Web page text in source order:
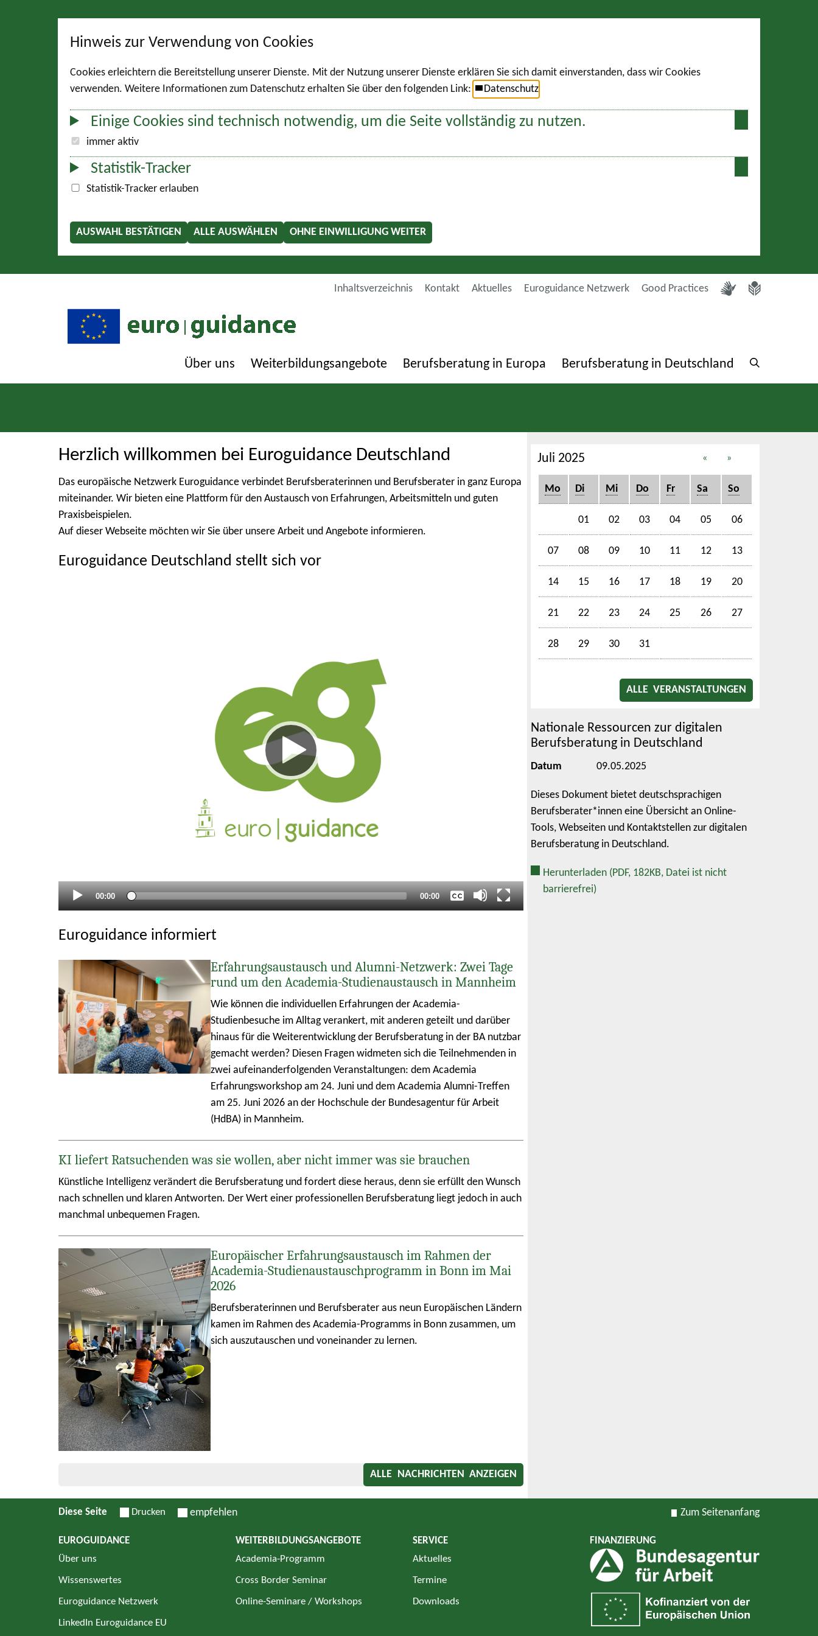
Hinweis zur Verwendung von Cookies
Cookies erleichtern die Bereitstellung unserer Dienste. Mit der Nutzung unserer Dienste erklären Sie sich damit einverstanden, dass wir Cookies
verwenden. Weitere Informationen zum Datenschutz erhalten Sie über den folgenden Link:
Datenschutz
Einige Cookies sind technisch notwendig, um die Seite vollständig zu nutzen.
immer aktiv
Statistik-Tracker
Statistik-Tracker erlauben
AUSWAHL BESTÄTIGEN ALLE AUSWÄHLEN OHNE EINWILLIGUNG WEITER
Inhaltsverzeichnis Kontakt Aktuelles Euroguidance Netzwerk Good Practices
Über uns Weiterbildungsangebote Berufsberatung in Europa Berufsberatung in Deutschland
Herzlich willkommen bei Euroguidance Deutschland
Das europäische Netzwerk Euroguidance verbindet Berufsberaterinnen und Berufsberater in ganz Europa
miteinander. Wir bieten eine Plattform für den Austausch von Erfahrungen, Arbeitsmitteln und guten
Praxisbeispielen.
Auf dieser Webseite möchten wir Sie über unsere Arbeit und Angebote informieren.
Euroguidance Deutschland stellt sich vor
Aktueller
Zeitpunkt
00:00 Gesamtlaufzeit
00:00
Euroguidance informiert
Erfahrungsaustausch und Alumni-Netzwerk: Zwei Tage
rund um den Academia-Studienaustausch in Mannheim
Wie können die individuellen Erfahrungen der Academia-
Studienbesuche im Alltag verankert, mit anderen geteilt und darüber
hinaus für die Weiterentwicklung der Berufsberatung in der BA nutzbar
gemacht werden? Diesen Fragen widmeten sich die Teilnehmenden in
zwei aufeinanderfolgenden Veranstaltungen: dem Academia
Erfahrungsworkshop am 24. Juni und dem Academia Alumni-Treffen
am 25. Juni 2026 an der Hochschule der Bundesagentur für Arbeit
(HdBA) in Mannheim.
KI liefert Ratsuchenden was sie wollen, aber nicht immer was sie brauchen
Künstliche Intelligenz verändert die Berufsberatung und fordert diese heraus, denn sie erfüllt den Wunsch
nach schnellen und klaren Antworten. Der Wert einer professionellen Berufsberatung liegt jedoch in auch
manchmal unbequemen Fragen.
Europäischer Erfahrungsaustausch im Rahmen der
Academia-Studienaustauschprogramm in Bonn im Mai
2026
Berufsberaterinnen und Berufsberater aus neun Europäischen Ländern
kamen im Rahmen des Academia-Programms in Bonn zusammen, um
sich auszutauschen und voneinander zu lernen.
ALLE NACHRICHTEN ANZEIGEN
Juli 2025 « »
Mo Di Mi Do Fr Sa So
01 02 03 04 05 06
07 08 09 10 11 12 13
14 15 16 17 18 19 20
21 22 23 24 25 26 27
28 29 30 31
ALLE VERANSTALTUNGEN
Nationale Ressourcen zur digitalen
Berufsberatung in Deutschland
Datum 09.05.2025
Dieses Dokument bietet deutschsprachigen
Berufsberater*innen eine Übersicht an Online-
Tools, Webseiten und Kontaktstellen zur digitalen
Berufsberatung in Deutschland.
Herunterladen (PDF, 182KB, Datei ist nicht
barrierefrei)
Diese Seite Drucken empfehlen Zum Seitenanfang
EUROGUIDANCE
Über uns
Wissenswertes
Euroguidance Netzwerk
LinkedIn Euroguidance EU
WEITERBILDUNGSANGEBOTE
Academia-Programm
Cross Border Seminar
Online-Seminare / Workshops
SERVICE
Aktuelles
Termine
Downloads
FINANZIERUNG